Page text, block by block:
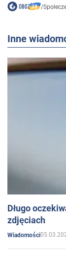
/
Inne
Długo
zdjęciach
Wiadomości